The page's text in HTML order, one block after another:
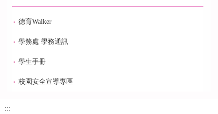
德育Walker
學務處 學務通訊
學生手冊
校園安全宣導專區
:::